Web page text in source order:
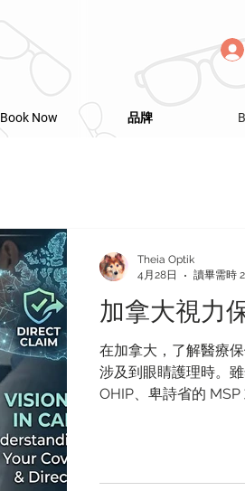
Book Now 品牌
加拿大視力
在加拿大，了解醫療
涉及到眼睛護理時。
OHIP、卑詩省的
所，這份指南就是為
Theia Optik
4月28日
讀畢需時